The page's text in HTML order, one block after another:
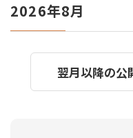
2026年8月
翌月以降の公